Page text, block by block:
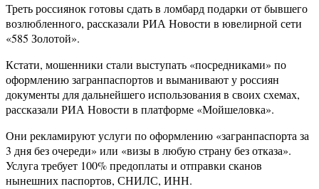
Треть россиянок готовы сдать в ломбард подарки от бывшего
возлюбленного, рассказали РИА Новости в ювелирной сети
«585 Золотой».
Кстати, мошенники стали выступать «посредниками» по
оформлению загранпаспортов и выманивают у россиян
документы для дальнейшего использования в своих схемах,
рассказали РИА Новости в платформе «Мойшеловка».
Они рекламируют услуги по оформлению «загранпаспорта за
3 дня без очереди» или «визы в любую страну без отказа».
Услуга требует 100% предоплаты и отправки сканов
нынешних паспортов, СНИЛС, ИНН.